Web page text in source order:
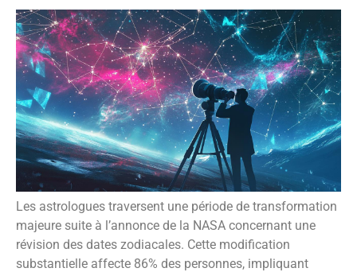
Les astrologues traversent une période de transformation
majeure suite à l’annonce de la NASA concernant une
révision des dates zodiacales. Cette modification
substantielle affecte 86% des personnes, impliquant